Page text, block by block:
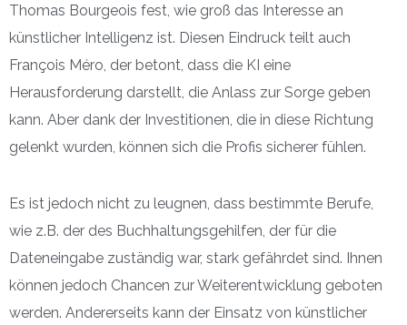
Thomas Bourgeois fest, wie groß das Interesse an
künstlicher Intelligenz ist. Diesen Eindruck teilt auch
François Méro, der betont, dass die KI eine
Herausforderung darstellt, die Anlass zur Sorge geben
kann. Aber dank der Investitionen, die in diese Richtung
gelenkt wurden, können sich die Profis sicherer fühlen.
Es ist jedoch nicht zu leugnen, dass bestimmte Berufe,
wie z.B. der des Buchhaltungsgehilfen, der für die
Dateneingabe zuständig war, stark gefährdet sind. Ihnen
können jedoch Chancen zur Weiterentwicklung geboten
werden. Andererseits kann der Einsatz von künstlicher